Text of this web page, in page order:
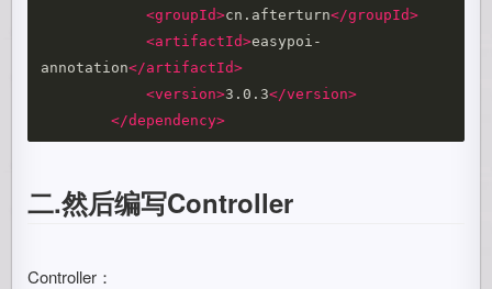
<groupId>cn.afterturn</groupId>
<artifactId>easypoi-
annotation</artifactId>
<version>3.0.3</version>
</dependency>
二.然后编写Controller
Controller：